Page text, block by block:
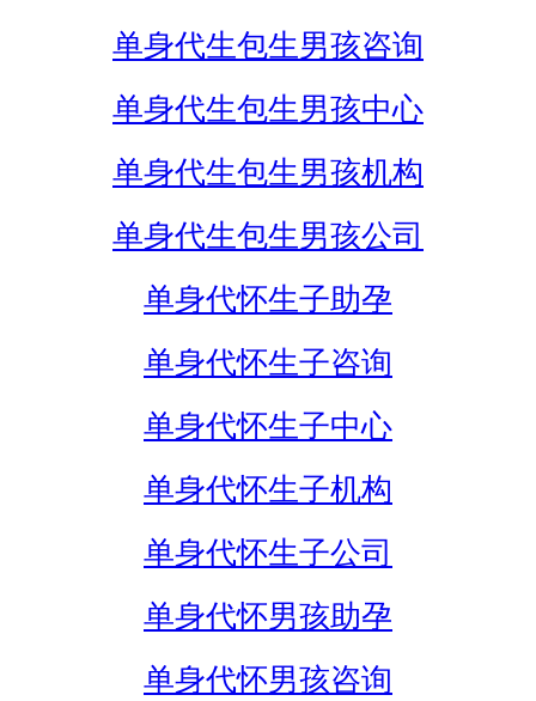
单身代生包生男孩咨询
单身代生包生男孩中心
单身代生包生男孩机构
单身代生包生男孩公司
单身代怀生子助孕
单身代怀生子咨询
单身代怀生子中心
单身代怀生子机构
单身代怀生子公司
单身代怀男孩助孕
单身代怀男孩咨询